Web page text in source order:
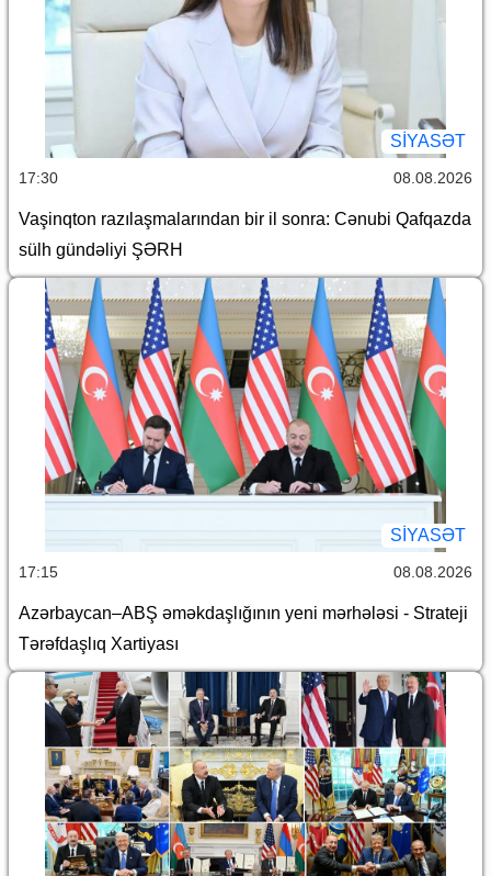
SİYASƏT
17:30 08.08.2026
Vaşinqton razılaşmalarından bir il sonra: Cənubi Qafqazda
sülh gündəliyi ŞƏRH
SİYASƏT
17:15 08.08.2026
Azərbaycan–ABŞ əməkdaşlığının yeni mərhələsi - Strateji
Tərəfdaşlıq Xartiyası